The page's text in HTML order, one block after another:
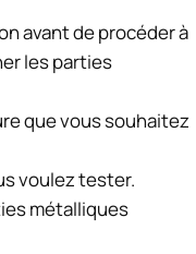
avant de procéder à
les parties
que vous souhaitez
voulez tester.
métalliques